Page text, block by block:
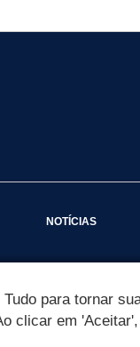
NOTÍCIAS
para tornar
clicar em